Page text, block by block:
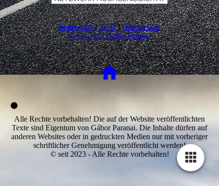
ImpressumIAGBIDatenschutz
© seit 2023 Gabor Paranai
Alle Rechte vorbehalten! Die auf der Website veröffentlichten
Texte sind Eigentum von Gábor Paranai. Die Inhalte dürfen auf
anderen Websites oder in gedruckten Medien nur mit vorheriger
schriftlicher Genehmigung veröffentlicht werden!
© seit 2023 - Alle Rechte vorbehalten!